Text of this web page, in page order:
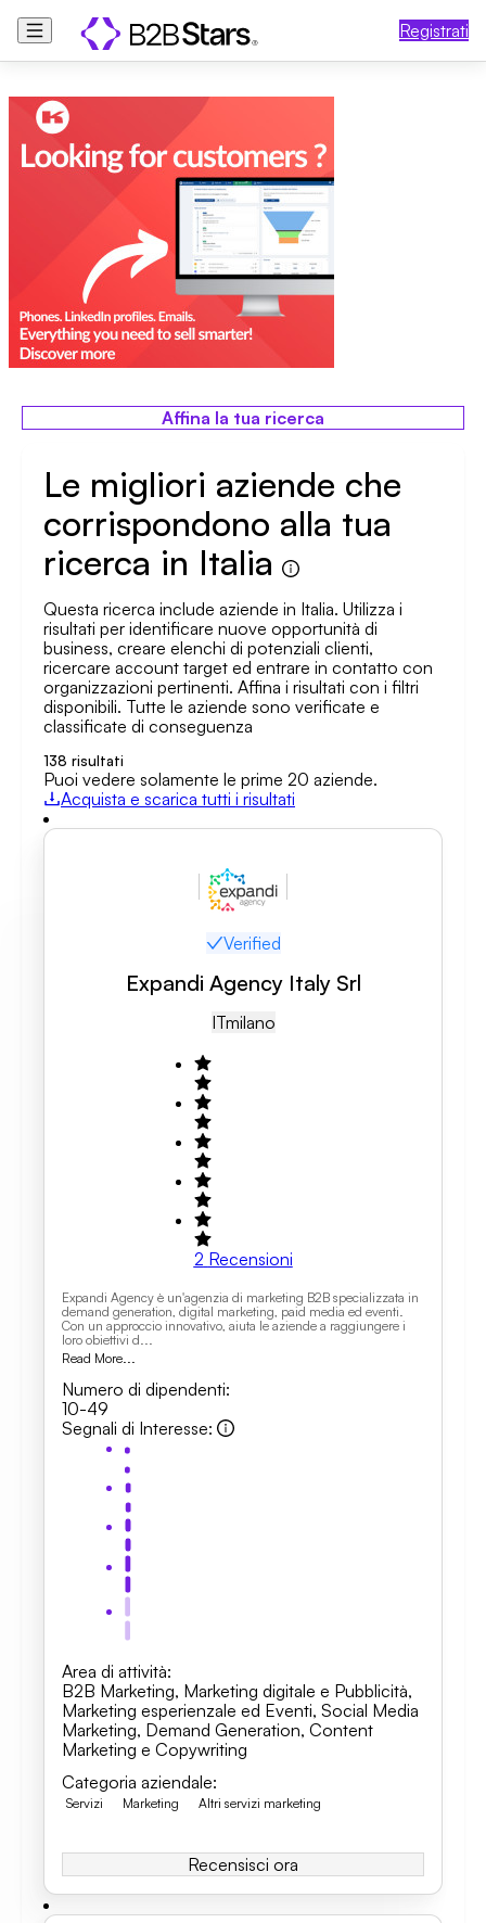
Registrati
Affina la tua ricerca
Le migliori aziende che
corrispondono alla tua
ricerca in Italia
Questa ricerca include aziende in Italia. Utilizza i
risultati per identificare nuove opportunità di
business, creare elenchi di potenziali clienti,
ricercare account target ed entrare in contatto con
organizzazioni pertinenti. Affina i risultati con i filtri
disponibili. Tutte le aziende sono verificate e
classificate di conseguenza
138 risultati
Puoi vedere solamente le prime 20 aziende.
Acquista e scarica tutti i risultati
Verified
Expandi Agency Italy Srl
ITMilano
2 Recensioni
Expandi Agency è un'agenzia di marketing B2B specializzata in
demand generation, digital marketing, paid media ed eventi.
Con un approccio innovativo, aiuta le aziende a raggiungere i
loro obiettivi d...
Read More...
Numero di dipendenti:
10-49
Segnali di Interesse:
Area di attività:
B2B Marketing, Marketing digitale e Pubblicità,
Marketing esperienzale ed Eventi, Social Media
Marketing, Demand Generation, Content
Marketing e Copywriting
Categoria aziendale:
Servizi Marketing Altri servizi marketing
Recensisci ora